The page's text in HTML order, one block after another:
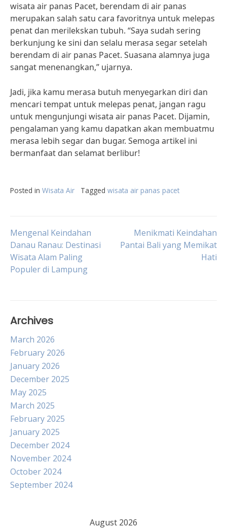
wisata air panas Pacet, berendam di air panas
merupakan salah satu cara favoritnya untuk melepas
penat dan merilekskan tubuh. “Saya sudah sering
berkunjung ke sini dan selalu merasa segar setelah
berendam di air panas Pacet. Suasana alamnya juga
sangat menenangkan,” ujarnya.
Jadi, jika kamu merasa butuh menyegarkan diri dan
mencari tempat untuk melepas penat, jangan ragu
untuk mengunjungi wisata air panas Pacet. Dijamin,
pengalaman yang kamu dapatkan akan membuatmu
merasa lebih segar dan bugar. Semoga artikel ini
bermanfaat dan selamat berlibur!
Posted in Wisata Air Tagged wisata air panas pacet
Post
navigation
Mengenal Keindahan
Danau Ranau: Destinasi
Wisata Alam Paling
Populer di Lampung
Menikmati Keindahan
Pantai Bali yang Memikat
Hati
Archives
March 2026
February 2026
January 2026
December 2025
May 2025
March 2025
February 2025
January 2025
December 2024
November 2024
October 2024
September 2024
August 2026